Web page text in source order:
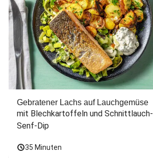
Gebratener Lachs auf Lauchgemüse
mit Blechkartoffeln und Schnittlauch-
Senf-Dip
35 Minuten